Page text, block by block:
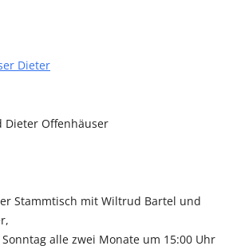
Dieter
Offenhäuser
Stammtisch mit Wiltrud Bartel und
alle zwei Monate um 15:00 Uhr